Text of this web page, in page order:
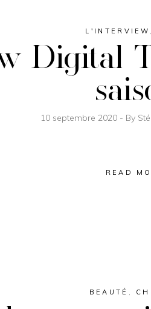
L'INTERVIEW
Digital
10 septembre 2020 By
READ
BEAUTÉ ,